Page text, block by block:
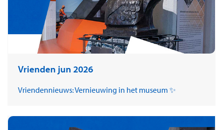
Vrienden jun 2026
Vriendennieuws: Vernieuwing in het museum ✨